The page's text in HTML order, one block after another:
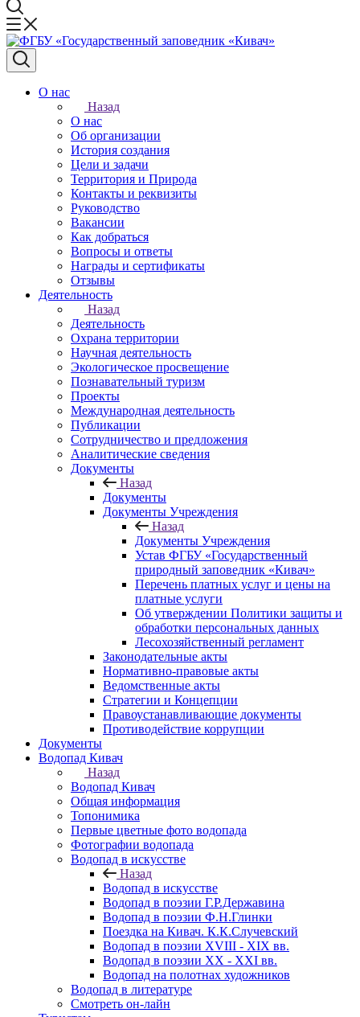
О нас
Назад
О нас
Об организации
История создания
Цели и задачи
Территория и Природа
Контакты и реквизиты
Руководство
Вакансии
Как добраться
Вопросы и ответы
Награды и сертификаты
Отзывы
Деятельность
Назад
Деятельность
Охрана территории
Научная деятельность
Экологическое просвещение
Познавательный туризм
Проекты
Международная деятельность
Публикации
Сотрудничество и предложения
Аналитические сведения
Документы
Назад
Документы
Документы Учреждения
Назад
Документы Учреждения
Устав ФГБУ «Государственный
природный заповедник «Кивач»
Перечень платных услуг и цены на
платные услуги
Об утверждении Политики защиты и
обработки персональных данных
Лесохозяйственный регламент
Законодательные акты
Нормативно-правовые акты
Ведомственные акты
Стратегии и Концепции
Правоустанавливающие документы
Противодействие коррупции
Документы
Водопад Кивач
Назад
Водопад Кивач
Общая информация
Топонимика
Первые цветные фото водопада
Фотографии водопада
Водопад в искусстве
Назад
Водопад в искусстве
Водопад в поэзии Г.Р.Державина
Водопад в поэзии Ф.Н.Глинки
Поездка на Кивач. К.К.Случевский
Водопад в поэзии XVIII - XIX вв.
Водопад в поэзии XX - XXI вв.
Водопад на полотнах художников
Водопад в литературе
Смотреть он-лайн